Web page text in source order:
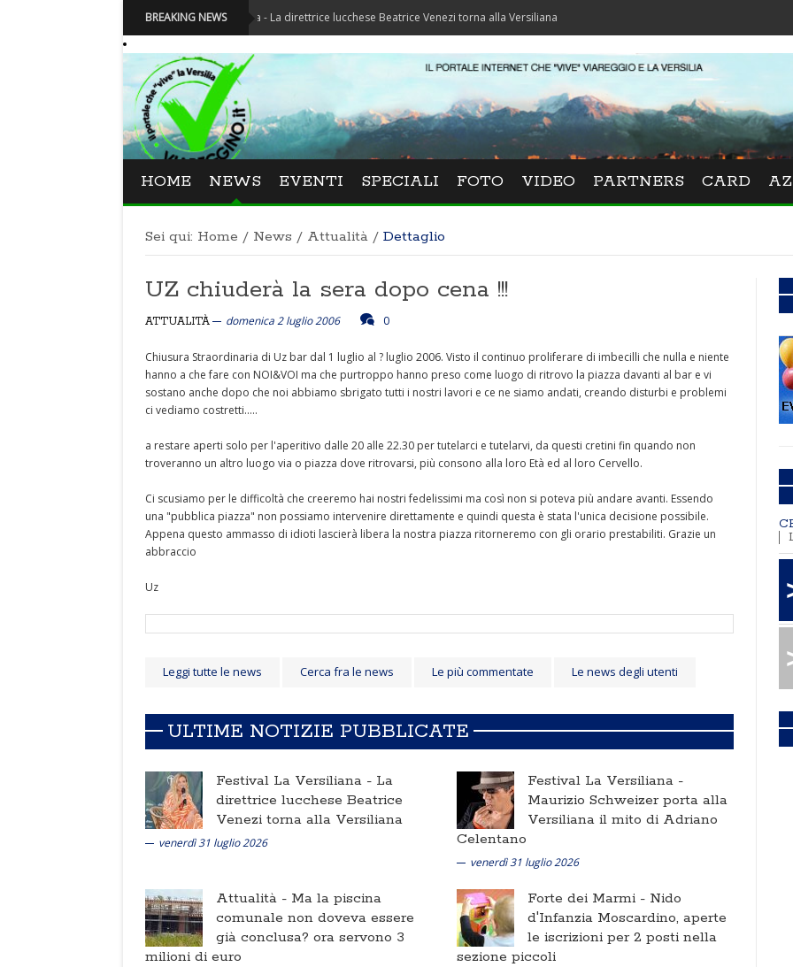
BREAKING NEWS
Festival La Versiliana - La direttrice lucchese Beatrice Venezi torna alla Versiliana
HOME NEWS EVENTI SPECIALI FOTO VIDEO PARTNERS CARD
Sei qui: Home / News / Attualità / Dettaglio
UZ chiuderà la sera dopo cena !!!
ATTUALITÀ domenica 2 luglio 2006 0
Chiusura Straordinaria di Uz bar dal 1 luglio al ? luglio 2006. Visto il continuo proliferare di imbecilli che nulla e niente
hanno a che fare con NOI&VOI ma che purtroppo hanno preso come luogo di ritrovo la piazza davanti al bar e vi
sostano anche dopo che noi abbiamo sbrigato tutti i nostri lavori e ce ne siamo andati, creando disturbi e problemi
ci vediamo costretti.....
a restare aperti solo per l'aperitivo dalle 20 alle 22.30 per tutelarci e tutelarvi, da questi cretini fin quando non
troveranno un altro luogo via o piazza dove ritrovarsi, più consono alla loro Età ed al loro Cervello.
Ci scusiamo per le difficoltà che creeremo hai nostri fedelissimi ma così non si poteva più andare avanti. Essendo
una "pubblica piazza" non possiamo intervenire direttamente e quindi questa è stata l'unica decisione possibile.
Appena questo ammasso di idioti lascierà libera la nostra piazza ritorneremo con gli orario prestabiliti. Grazie un
abbraccio
Uz
Leggi tutte le news Cerca fra le news Le più commentate Le news degli utenti
ULTIME NOTIZIE PUBBLICATE
Festival La Versiliana - La
direttrice lucchese Beatrice
Venezi torna alla Versiliana
venerdì 31 luglio 2026
Festival La Versiliana -
Maurizio Schweizer porta alla
Versiliana il mito di Adriano
Celentano
venerdì 31 luglio 2026
Attualità - Ma la piscina
comunale non doveva essere
già conclusa? ora servono 3
milioni di euro
Forte dei Marmi - Nido
d'Infanzia Moscardino, aperte
le iscrizioni per 2 posti nella
sezione piccoli